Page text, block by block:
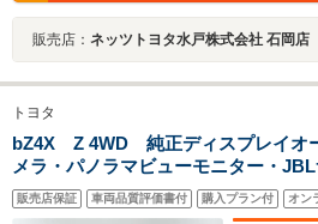
販売店： ネッツトヨタ水戸株式会社 石岡店
トヨタ
bZ4X Z 4WD 純正ディスプレイオ
メラ・パノラマビューモニター・
ックドア・パワーシート(D+N)・シー
シートベンチレーション(D+N)・ス
販売店保証 車両品質評価書付 購入プラン付 オン